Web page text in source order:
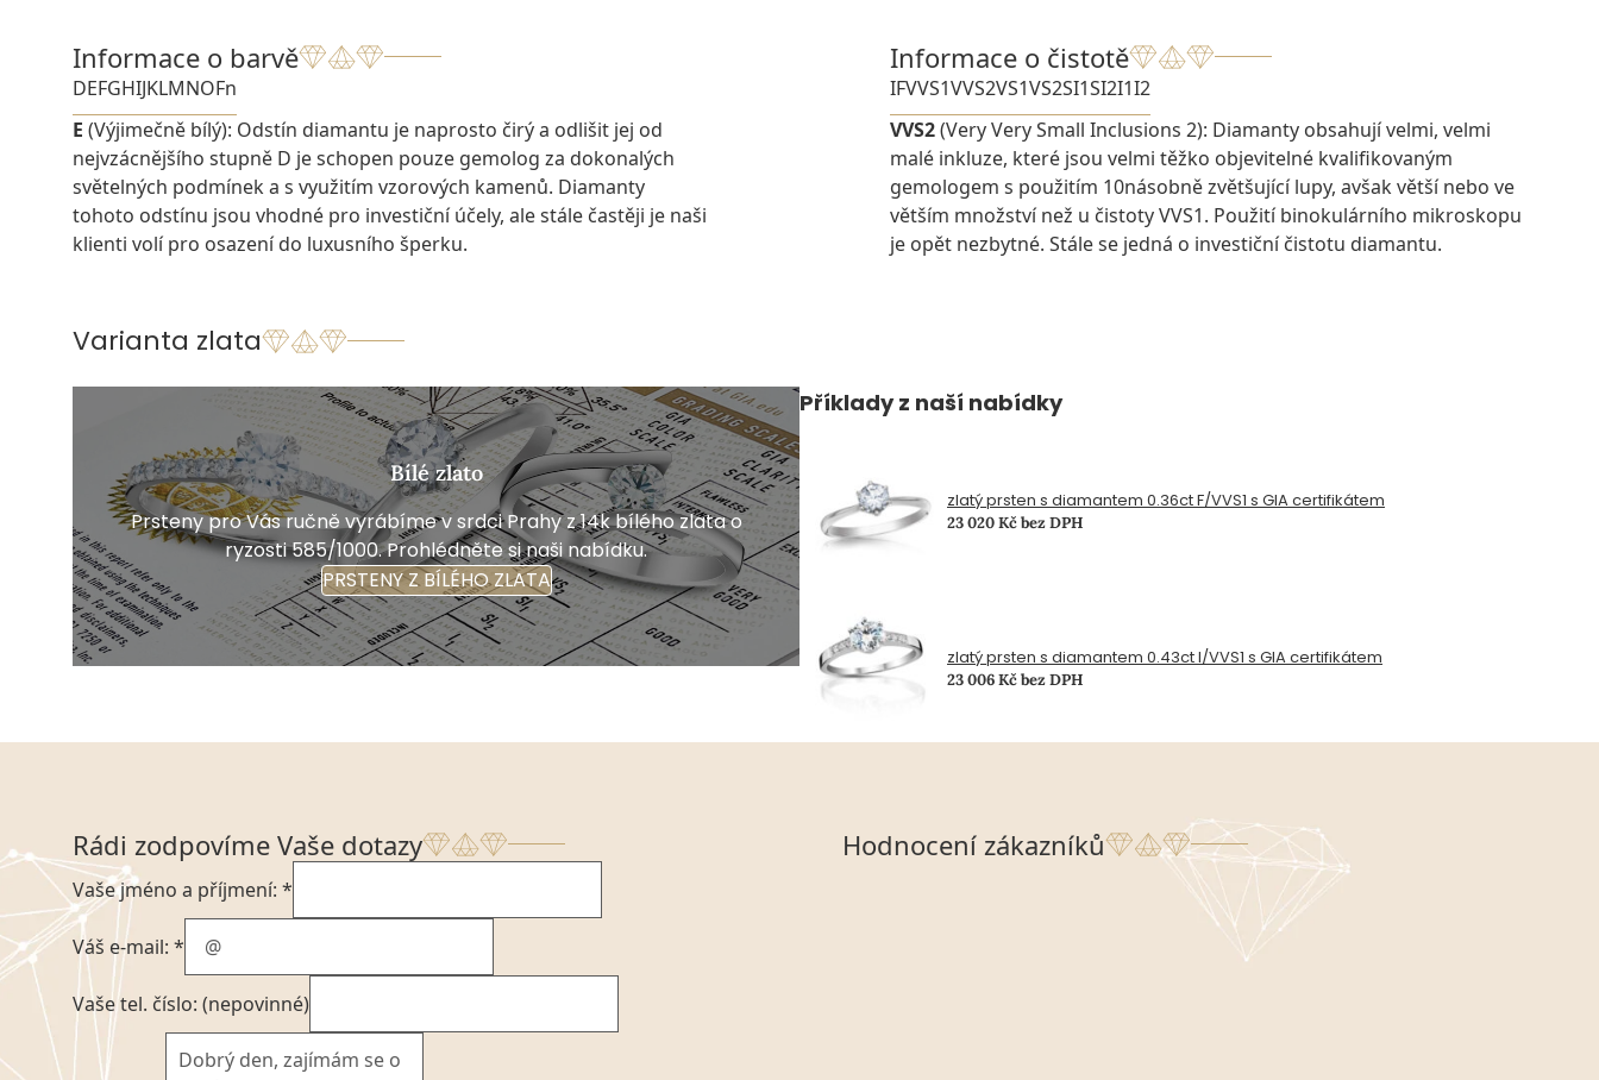
Informace o barvě
DEFGHIJKLMNOFn
E (Výjimečně bílý): Odstín diamantu je naprosto čirý a odlišit jej od
nejvzácnějšího stupně D je schopen pouze gemolog za dokonalých
světelných podmínek a s využitím vzorových kamenů. Diamanty
tohoto odstínu jsou vhodné pro investiční účely, ale stále častěji je naši
klienti volí pro osazení do luxusního šperku.
Informace o čistotě
IFVVS1VVS2VS1VS2SI1SI2I1I2
VVS2(Very Very Small Inclusions 2): Diamanty obsahují velmi, velmi
malé inkluze, které jsou velmi těžko objevitelné kvalifikovaným
gemologem s použitím 10násobně zvětšující lupy, avšak větší nebo ve
větším množství než u čistoty VVS1. Použití binokulárního mikroskopu
je opět nezbytné. Stále se jedná o investiční čistotu diamantu.
Varianta zlata
Bílé zlato
Prsteny pro Vás ručně vyrábíme v srdci Prahy z 14k bílého zlata o
ryzosti 585/1000. Prohlédněte si naši nabídku.
PRSTENY Z BÍLÉHO ZLATA
Příklady z naší nabídky
zlatý prsten s diamantem 0.36ct F/VVS1 s GIA certifikátem
23 020 Kč bez DPH
zlatý prsten s diamantem 0.43ct I/VVS1 s GIA certifikátem
23 006 Kč bez DPH
Rádi zodpovíme Vaše dotazy
Vaše jméno a příjmení: *
Váš e-mail: *
Vaše tel. číslo: (nepovinné)
Hodnocení zákazníků